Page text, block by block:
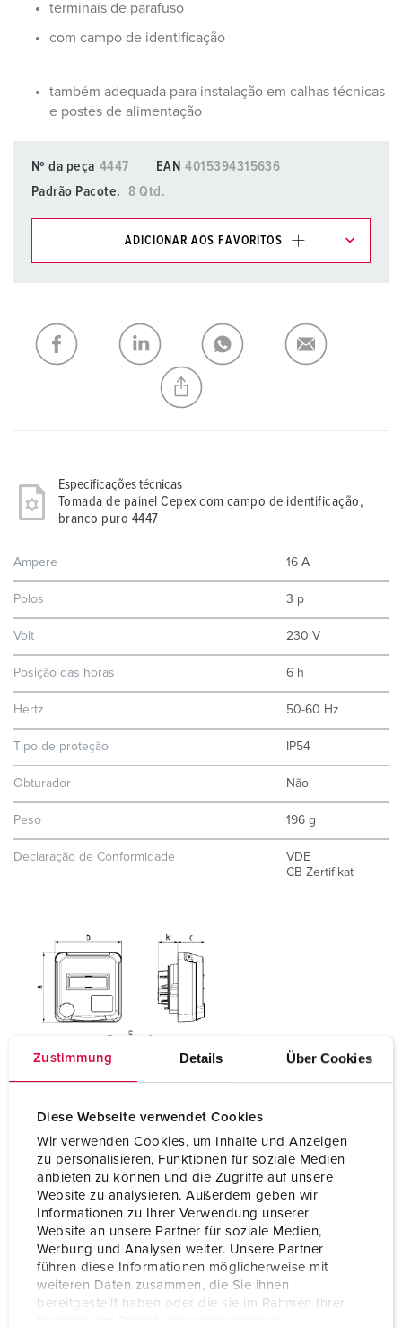
Zustimmung Details Über Cookies
Diese Webseite verwendet Cookies
Wir verwenden Cookies, um Inhalte und Anzeigen
zu personalisieren, Funktionen für soziale Medien
anbieten zu können und die Zugriffe auf unsere
Website zu analysieren. Außerdem geben wir
Informationen zu Ihrer Verwendung unserer
Website an unsere Partner für soziale Medien,
Werbung und Analysen weiter. Unsere Partner
führen diese Informationen möglicherweise mit
weiteren Daten zusammen, die Sie ihnen
bereitgestellt haben oder die sie im Rahmen Ihrer
terminais de parafuso
com campo de identificação
também adequada para instalação em calhas técnicas
e postes de alimentação
Nº da peça 4447 EAN 4015394315636
Padrão Pacote.
8 Qtd.
ADICIONAR AOS FAVORITOS
Minha lista (0) ADICIONAR
CRIAR UMA NOVA LISTA
Especificações técnicas
Tomada de painel Cepex com campo de identificação,
branco puro 4447
Ampere 16 A
Polos 3 p
Volt 230 V
Posição das horas 6 h
Hertz 50-60 Hz
Tipo de proteção IP54
Obturador Não
Peso 196 g
Declaração de Conformidade
VDE
CB Zertifikat